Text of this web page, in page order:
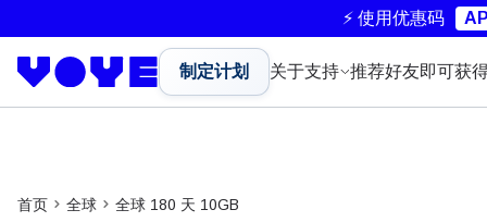
⚡ 使用优惠码
制定计划 关于支持 推荐好友即可获
首页 全球 全球 180 天 10GB